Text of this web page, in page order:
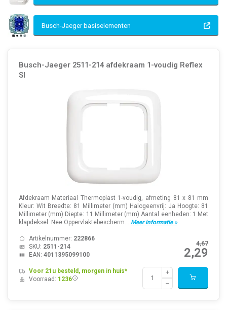
Busch-Jaeger basiselementen
Busch-Jaeger 2511-214 afdekraam 1-voudig Reflex
SI
Afdekraam Materiaal Thermoplast 1-voudig, afmeting 81 x 81 mm
Kleur: Wit Breedte: 81 Millimeter (mm) Halogeenvrij: Ja Hoogte: 81
Millimeter (mm) Diepte: 11 Millimeter (mm) Aantal eenheden: 1 Met
klapdeksel: Nee Oppervlaktebescherm... Meer informatie »
4,67
2,29
Artikelnummer: 222866
SKU: 2511-214
EAN: 4011395099100
Voor 21u besteld, morgen in huis*
Voorraad: 1236